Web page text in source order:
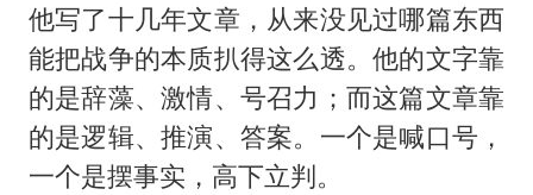
他写了十几年文章，从来没见过哪篇东西
能把战争的本质扒得这么透。他的文字靠
的是辞藻、激情、号召力；而这篇文章靠
的是逻辑、推演、答案。一个是喊口号，
一个是摆事实，高下立判。